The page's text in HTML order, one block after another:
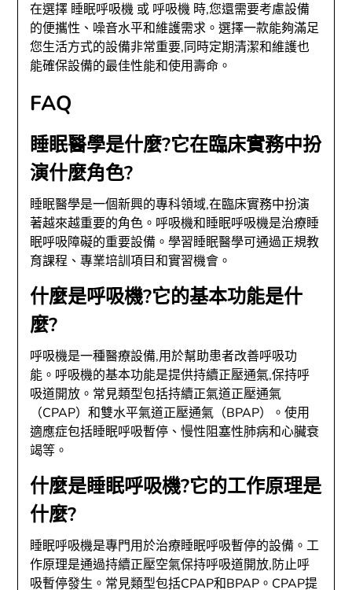
在選擇 睡眠呼吸機 或 呼吸機 時,您還需要考慮設備
的便攜性、噪音水平和維護需求。選擇一款能夠滿足
您生活方式的設備非常重要,同時定期清潔和維護也
能確保設備的最佳性能和使用壽命。
FAQ
睡眠醫學是什麼?它在臨床實務中扮
演什麼角色?
睡眠醫學是一個新興的專科領域,在臨床實務中扮演
著越來越重要的角色。呼吸機和睡眠呼吸機是治療睡
眠呼吸障礙的重要設備。學習睡眠醫學可通過正規教
育課程、專業培訓項目和實習機會。
什麼是呼吸機?它的基本功能是什
麼?
呼吸機是一種醫療設備,用於幫助患者改善呼吸功
能。呼吸機的基本功能是提供持續正壓通氣,保持呼
吸道開放。常見類型包括持續正氣道正壓通氣
（CPAP）和雙水平氣道正壓通氣（BPAP）。使用
適應症包括睡眠呼吸暫停、慢性阻塞性肺病和心臟衰
竭等。
什麼是睡眠呼吸機?它的工作原理是
什麼?
睡眠呼吸機是專門用於治療睡眠呼吸暫停的設備。工
作原理是通過持續正壓空氣保持呼吸道開放,防止呼
吸暫停發生。常見類型包括CPAP和BPAP。CPAP提